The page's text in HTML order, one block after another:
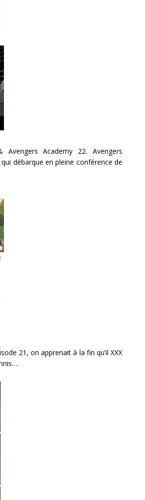
Avengers Academy 22. Avengers
débarque en pleine conférence de
21, on apprenait à la fin qu’il XXX